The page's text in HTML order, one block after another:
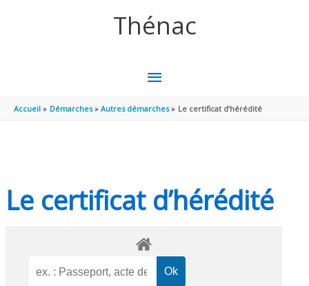
Thénac
MENU
PRINCIPAL
Accueil Démarches Autres démarches Le certificat d’hérédité
Le certificat d’hérédité